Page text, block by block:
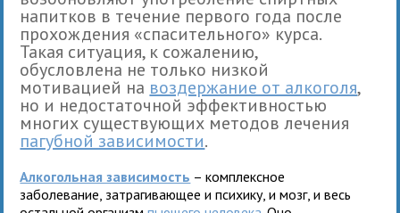
напитков в течение первого года после
прохождения «спасительного» курса.
Такая ситуация, к сожалению,
обусловлена не только низкой
мотивацией на воздержание от алкоголя,
но и недостаточной эффективностью
многих существующих методов лечения
пагубной зависимости.
Алкогольная зависимость – комплексное
заболевание, затрагивающее и психику, и мозг, и весь